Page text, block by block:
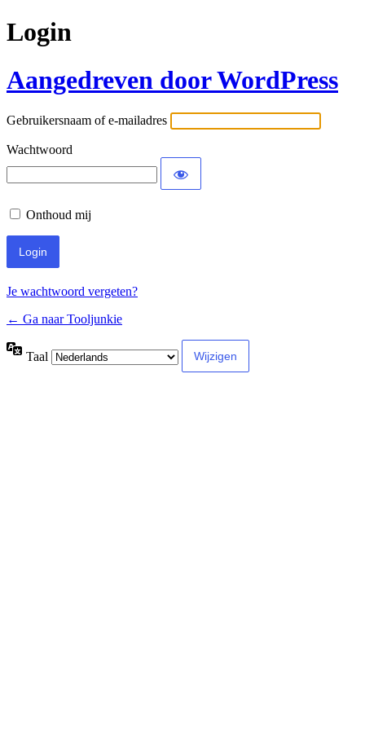
Login
Aangedreven door WordPress
Gebruikersnaam of e-mailadres
Wachtwoord
Onthoud mij
Je wachtwoord vergeten?
← Ga naar Tooljunkie
Taal